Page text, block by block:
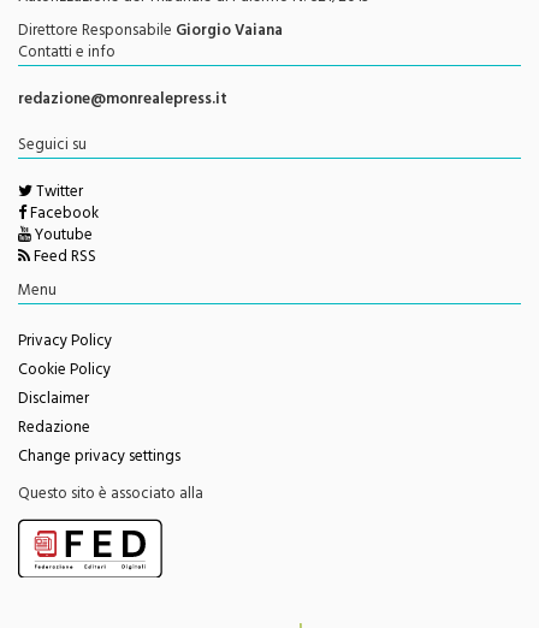
Autorizzazione del Tribunale di Palermo N. 621/2013
Direttore ResponsabileGiorgio Vaiana
Contatti e info
redazione@monrealepress.it
Seguici su
Twitter
Facebook
Youtube
Feed RSS
Privacy Policy
Cookie Policy
Disclaimer
Redazione
Change privacy settings
Questo sito è associato alla